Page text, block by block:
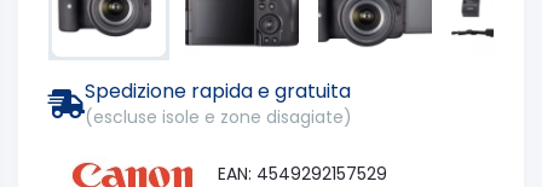
Spedizione rapida e gratuita
(escluse isole e zone disagiate)
EAN: 4549292157529